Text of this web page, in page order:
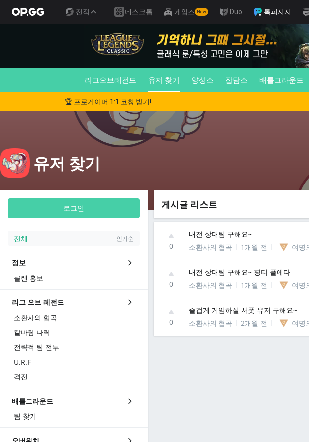
전적 데스크톱 게임즈 New Duo 톡피지지
리그오브레전드 유저 찾기 양성소 잡담소 배틀그라운드
🏆 프로게이머 1:1 코칭 받기!
유저 찾기
로그인
전체 인기순
정보
클랜 홍보
리그 오브 레전드
소환사의 협곡
칼바람 나락
전략적 팀 전투
U.R.F
격전
배틀그라운드
팀 찾기
게시글 리스트
0
내전 상대팀 구해요~
소환사의 협곡
1개월 전 여명
0
내전 상대팀 구해요~ 평티 플에다
소환사의 협곡
1개월 전 여명
0
즐겁게 게임하실 서폿 유저 구해요~
소환사의 협곡
2개월 전 여명